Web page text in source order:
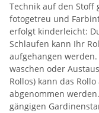
Technik auf den Stoff
fotogetreu und
erfolgt kinderleicht:
Schlaufen kann Ihr
aufgehangen
waschen oder
Rollos) kann das
abgenommen
gängigen